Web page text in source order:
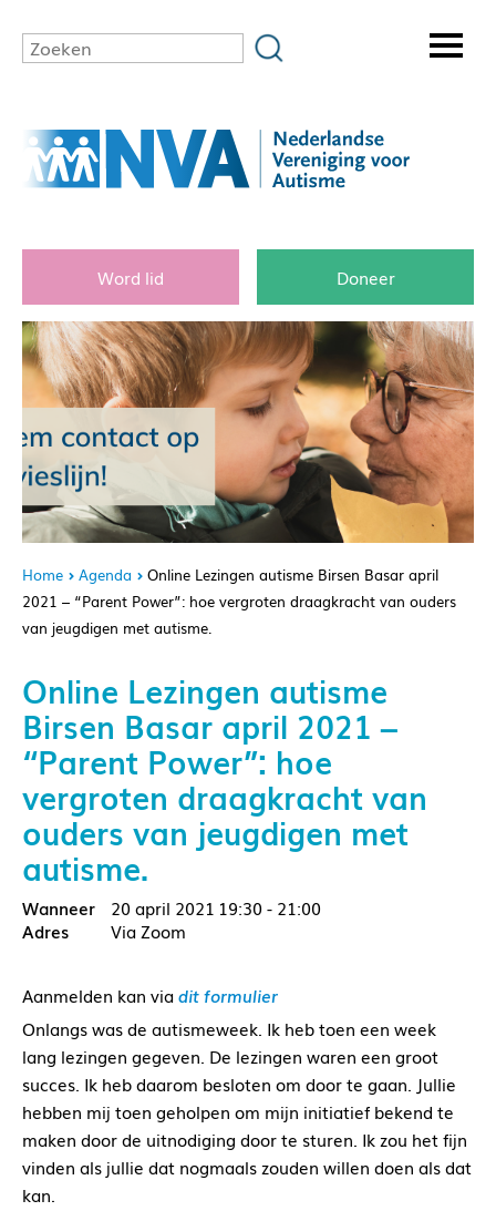
Word lid Doneer
Home Agenda
Online Lezingen autisme Birsen Basar april
2021 – “Parent Power”: hoe vergroten draagkracht van ouders
van jeugdigen met autisme.
Online Lezingen autisme
Birsen Basar april 2021 –
“Parent Power”: hoe
vergroten draagkracht van
ouders van jeugdigen met
autisme.
20 april 2021 19:30 - 21:00
Via Zoom
Aanmelden kan viadit formulier
Onlangs was de autismeweek. Ik heb toen een week
lang lezingen gegeven. De lezingen waren een groot
succes. Ik heb daarom besloten om door te gaan. Jullie
hebben mij toen geholpen om mijn initiatief bekend te
maken door de uitnodiging door te sturen. Ik zou het fijn
vinden als jullie dat nogmaals zouden willen doen als dat
kan.